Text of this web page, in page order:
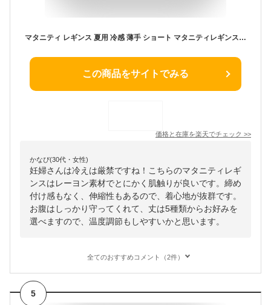
マタニティ レギンス 夏用 冷感 薄手 ショート マタニティレギンス レギンス夏 妊婦 マタニティパンツ パンツ スパッツ 大きいサイズ 妊婦服 産前 産後 レギンスパンツ ワンピース UV 春 夏 春夏 3分丈 5分丈 7分丈 10分丈 12分丈 黒 グレー ライトグレー ネイビー 白 odetto
この商品をサイトでみる
価格と在庫を楽天でチェック >>
かなぴ(30代・女性)
妊婦さんは冷えは厳禁ですね！こちらのマタニティレギ
ンスはレーヨン素材でとにかく肌触りが良いです。締め
付け感もなく、伸縮性もあるので、着心地が抜群です。
お腹はしっかり守ってくれて、丈は5種類からお好みを
選べますので、温度調節もしやすいかと思います。
全てのおすすめコメント（2件）
5